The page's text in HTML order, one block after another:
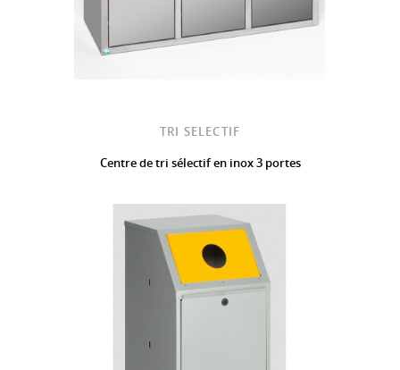
TRI SELECTIF
Centre de tri sélectif en inox 3 portes